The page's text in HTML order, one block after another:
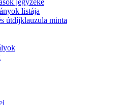
jegyzéke
listája
útdíjklauzula minta